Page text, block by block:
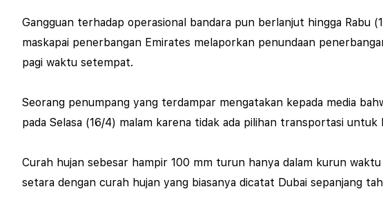
Gangguan terhadap operasional bandara pun berlanjut hingga Rabu
maskapai penerbangan Emirates melaporkan penundaan
pagi waktu setempat.
Seorang penumpang yang terdampar mengatakan kepada media
pada Selasa (16/4) malam karena tidak ada pilihan transportasi untuk
Curah hujan sebesar hampir 100 mm turun hanya dalam kurun
setara dengan curah hujan yang biasanya dicatat Dubai sepanjang